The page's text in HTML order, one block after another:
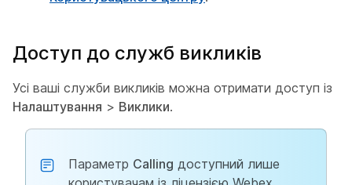
Доступ до служб викликів
Усі ваші служби викликів можна отримати доступ із
Налаштування > Виклики.
Параметр Calling доступний лише